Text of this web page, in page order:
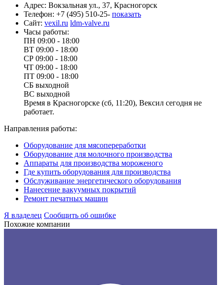
Адрес: Вокзальная ул., 37, Красногорск
Телефон: +7 (495) 510-25- показать
Сайт: vexil.ru ldm-valve.ru
Часы работы:
ПН 09:00 - 18:00
ВТ 09:00 - 18:00
СР 09:00 - 18:00
ЧТ 09:00 - 18:00
ПТ 09:00 - 18:00
СБ выходной
ВС выходной
Время в Красногорске (сб, 11:20), Вексил сегодня не
работает.
Направления работы:
Оборудование для мясопереработки
Оборудование для молочного производства
Аппараты для производства мороженого
Где купить оборудования для производства
Обслуживание энергетического оборудования
Нанесение вакуумных покрытий
Ремонт печатных машин
Я владелец Сообщить об ошибке
Похожие компании